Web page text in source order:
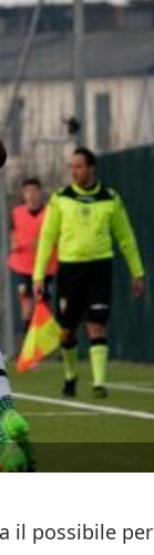
il possibile per